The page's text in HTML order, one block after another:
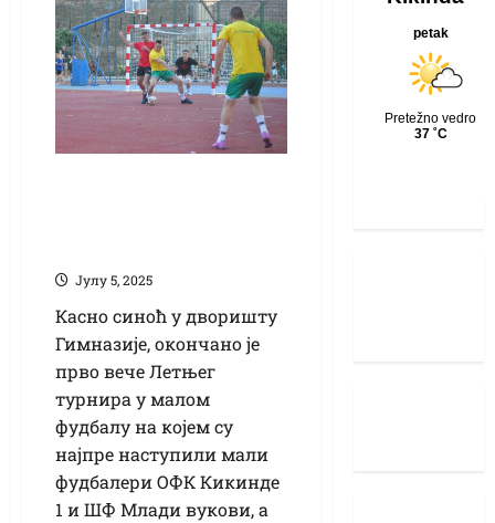
Јулy 5, 2025
Касно синоћ у дворишту
Гимназије, окончано је
прво вече Летњег
турнира у малом
фудбалу на којем су
најпре наступили мали
фудбалери ОФК Кикинде
1 и ШФ Млади вукови, а